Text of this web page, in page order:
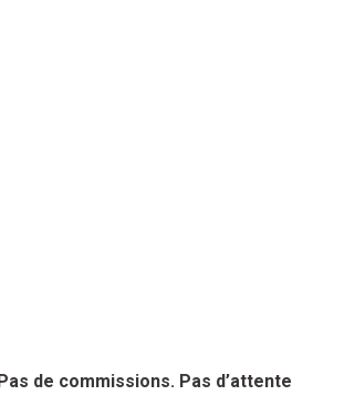
de commissions. Pas d’attente